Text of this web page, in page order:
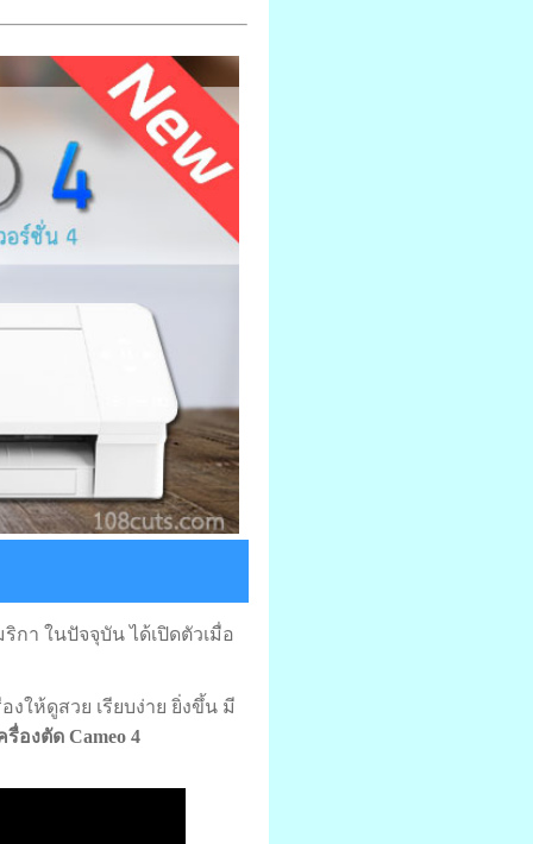
กา ในปัจจุบัน ได้เปิดตัวเมื่อ
ให้ดูสวย เรียบง่าย ยิ่งขึ้น มี
รื่องตัด Cameo 4